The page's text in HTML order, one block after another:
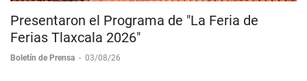
Presentaron el Programa de "La Feria de
Ferias Tlaxcala 2026"
Boletín de Prensa - 03/08/26